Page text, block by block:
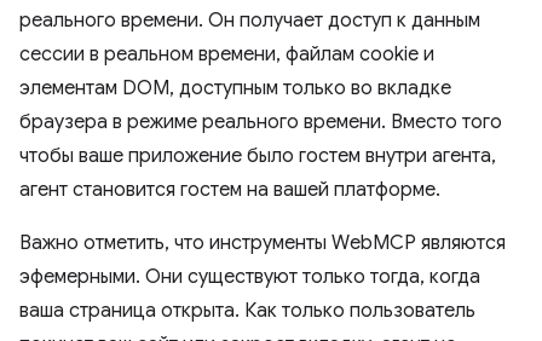
реального времени. Он получает доступ к данным
сессии в реальном времени, файлам cookie и
элементам DOM, доступным только во вкладке
браузера в режиме реального времени. Вместо того
чтобы ваше приложение было гостем внутри агента,
агент становится гостем на вашей платформе.
Важно отметить, что инструменты WebMCP являются
эфемерными. Они существуют только тогда, когда
ваша страница открыта. Как только пользователь